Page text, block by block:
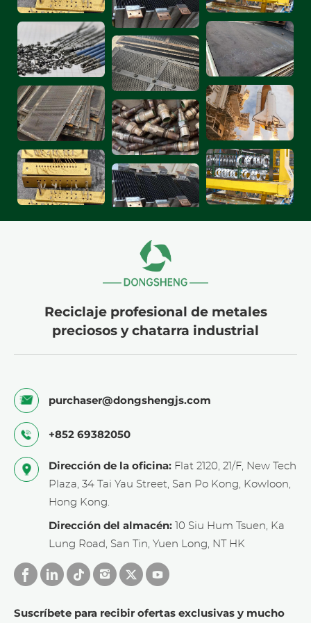
particularmente adecuadas para componentes
estacionarios que operan a largo plazo en
entornos corrosivos de alta temperatura.
Los álabes guía y los componentes de la
cámara de combustión en turbinas de gas
representan aplicaciones típicas de las
aleaciones de alta temperatura a base de
cobalto, ya que estas piezas soportan el
impacto directo de los gases de combustión a
alta temperatura.
En aplicaciones prácticas de ingeniería, las
aleaciones de alta temperatura a base de
cobalto demuestran una excelente resistencia
a la fatiga térmica, soportando las
frecuentes ciclos de arranque y parada. Estos
materiales también se utilizan comúnmente
en anillos de sellado y fijaciones de motores,
adapta bien a los componentes de aleaciones
de alta temperatura a base de níquel, lo que
garantiza un ajuste estable en un amplio rango
de temperaturas.
Resortes de aleación de níquel
de alta temperatura
Los resortes de aleación de níquel para altas
temperaturas son componentes esenciales en
sistemas de control de presión y sellado en
condiciones extremas, ampliamente utilizados
en motores aeronáuticos, plantas
Reciclaje profesional de metales
preciosos y chatarra industrial
purchaser@dongshengjs.com
+852 69382050
Dirección de la oficina: Flat 2120, 21/F, New Tech
Plaza, 34 Tai Yau Street, San Po Kong, Kowloon,
Hong Kong.
Dirección del almacén: 10 Siu Hum Tsuen, Ka
Lung Road, San Tin, Yuen Long, NT HK
Suscríbete para recibir ofertas exclusivas y mucho